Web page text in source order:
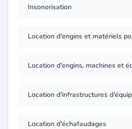
Insonorisation
Location d'échafaudages